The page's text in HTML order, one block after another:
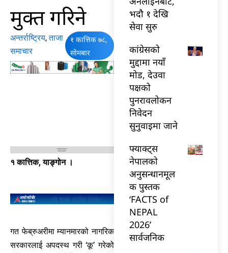
मुक्त गरिने
अन्तर्राष्ट्रिय,ताजा
समाचार
१ कात्तिक ७८,
सोमबार
१ कात्तिक, याङ्गोन ।
गत फेब्रुअरीमा म्यानमारको नागरिक
सरकारलाई अपदस्थ गरी ‘कू’ गरेको
भदौ १ देखि
सेवा सुरु
कांग्रेसको
मुद्दामा नयाँ
मोड, देउवा
पक्षको
पुनरावलोकन
निवेदन
सुनुवाइमा जाने
फ्याक्ट्स
नेपालको
अनुसन्धानमूल
क पुस्तक
‘FACTS of
NEPAL
2026’
सार्वजनिक